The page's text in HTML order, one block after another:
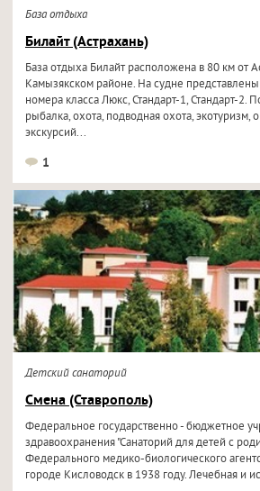
База отдыха
Билайт (Астрахань)
База отдыха Билайт расположена в 80 км от
Камызякском районе. На судне
номера класса Люкс, Стандарт-1, Стандарт-2.
рыбалка, охота, подводная охота, экотуризм,
экскурсий...
1
Детский санаторий
Смена (Ставрополь)
Федеральное государственно - бюджетное
здравоохранения "Санаторий для детей с
Федерального медико-биологического
городе Кисловодск в 1938 году. Лечебная и